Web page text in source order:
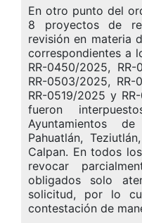
En otro punto del
8 proyectos de
revisión en materia
correspondientes a
RR-0450/2025,
RR-0503/2025,
RR-0519/2025 y
fueron
Ayuntamientos de
Pahuatlán,
Calpan. En todos
revocar
obligados solo
solicitud, por lo
contestación de